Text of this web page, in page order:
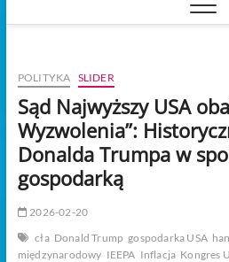
POLITYKA SLIDER
Sąd Najwyższy USA
Wyzwolenia”:
Donalda Trumpa w
gospodarką
2026-02-20
cła Donald Trump gospodarka USA
międzynarodowy IEEPA Inflacja Kongres